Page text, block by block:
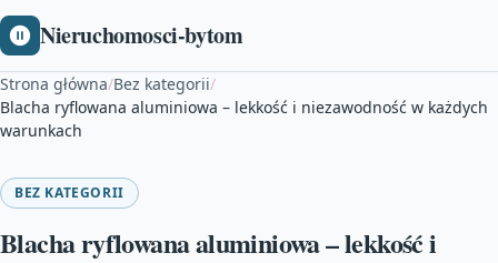
Nieruchomosci-bytom
Strona główna/Bez kategorii/
Blacha ryflowana aluminiowa – lekkość i niezawodność w każdych
warunkach
BEZ KATEGORII
Blacha ryflowana aluminiowa – lekkość i